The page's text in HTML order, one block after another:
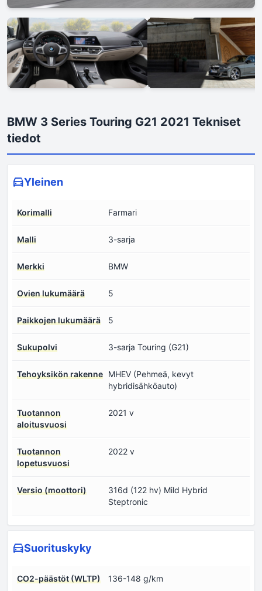
BMW 3 Series Touring G21 2021 Tekniset
tiedot
Yleinen
Korimalli Farmari
Malli 3-sarja
Merkki BMW
Ovien lukumäärä 5
Paikkojen lukumäärä 5
Sukupolvi 3-sarja Touring (G21)
Tehoyksikön rakenne MHEV (Pehmeä, kevyt
hybridisähköauto)
Tuotannon
aloitusvuosi
2021 v
Tuotannon
lopetusvuosi
2022 v
Versio (moottori)
316d (122 hv) Mild Hybrid
Steptronic
Suorituskyky
CO2-päästöt (WLTP) 136-148 g/km